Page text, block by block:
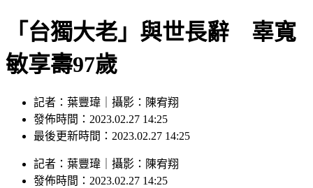
「台獨大老」與世長辭 辜寬
敏享壽97歲
記者：葉豐瑋｜攝影：陳宥翔
發佈時間：2023.02.27 14:25
最後更新時間：2023.02.27 14:25
記者 ： 葉豐瑋 攝影 ： 陳宥翔
發佈時間： 2023.02.27 14:25